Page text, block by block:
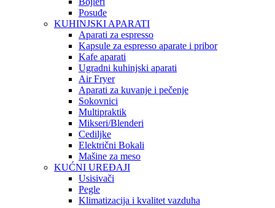
Posuđe
KUHINJSKI APARATI
Aparati za espresso
Kapsule za espresso aparate i pribor
Kafe aparati
Ugradni kuhinjski aparati
Air Fryer
Aparati za kuvanje i pečenje
Sokovnici
Multipraktik
Mikseri/Blenderi
Cediljke
Električni Bokali
Mašine za meso
KUĆNI UREĐAJI
Usisivači
Pegle
Klimatizacija i kvalitet vazduha